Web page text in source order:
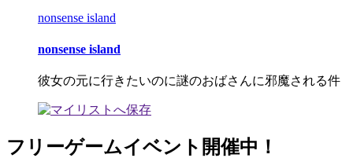
nonsense island
nonsense island
彼女の元に行きたいのに謎のおばさんに邪魔される件
フリーゲームイベント開催中！